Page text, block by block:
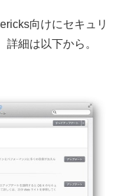
向けにセキュリ
細は以下から。